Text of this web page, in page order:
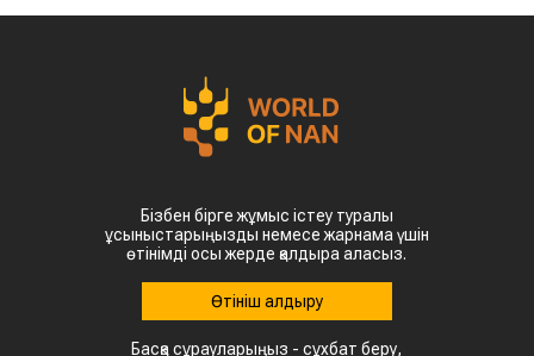
Бізбен бірге жұмыс істеу туралы
ұсыныстарыңызды немесе жарнама үшін
өтінімді осы жерде қалдыра аласыз.
Өтініш қалдыру
Басқа сұрауларыңыз - сұхбат беру,